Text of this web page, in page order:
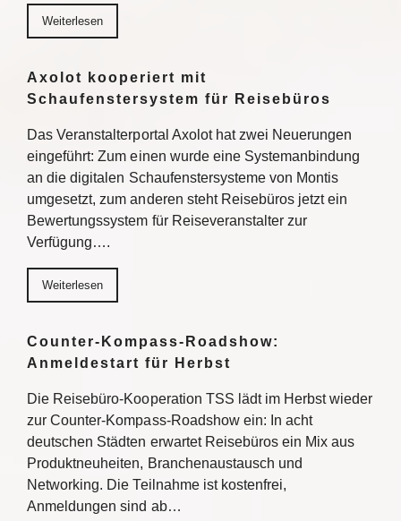
Weiterlesen
Axolot kooperiert mit
Schaufenstersystem für Reisebüros
Das Veranstalterportal Axolot hat zwei Neuerungen
eingeführt: Zum einen wurde eine Systemanbindung
an die digitalen Schaufenstersysteme von Montis
umgesetzt, zum anderen steht Reisebüros jetzt ein
Bewertungssystem für Reiseveranstalter zur
Verfügung….
Weiterlesen
Counter-Kompass-Roadshow:
Anmeldestart für Herbst
Die Reisebüro-Kooperation TSS lädt im Herbst wieder
zur Counter-Kompass-Roadshow ein: In acht
deutschen Städten erwartet Reisebüros ein Mix aus
Produktneuheiten, Branchenaustausch und
Networking. Die Teilnahme ist kostenfrei,
Anmeldungen sind ab…